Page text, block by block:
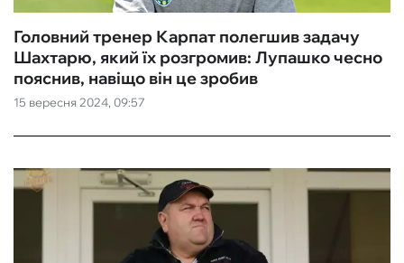
15 вересня 2024, 09:57
Головний тренер Карпат полегшив задачу
Шахтарю, який їх розгромив: Лупашко чесно
пояснив, навіщо він це зробив